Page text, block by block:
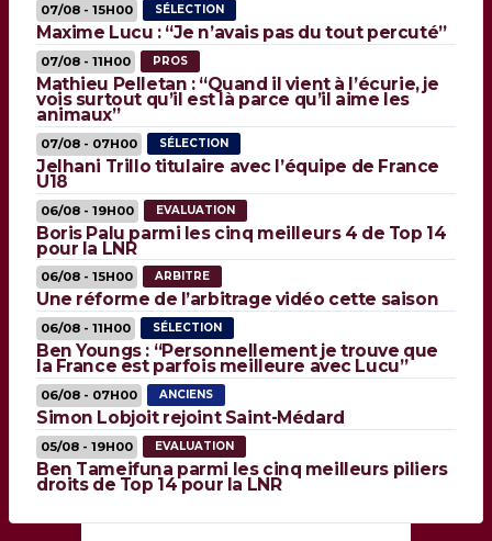
07/08 - 15H00 SÉLECTION
Maxime Lucu : “Je n’avais pas du tout percuté”
07/08 - 11H00 PROS
Mathieu Pelletan : “Quand il vient à l’écurie, je
vois surtout qu’il est là parce qu’il aime les
animaux”
07/08 - 07H00 SÉLECTION
Jelhani Trillo titulaire avec l’équipe de France
U18
06/08 - 19H00 EVALUATION
Boris Palu parmi les cinq meilleurs 4 de Top 14
pour la LNR
06/08 - 15H00 ARBITRE
Une réforme de l’arbitrage vidéo cette saison
06/08 - 11H00 SÉLECTION
Ben Youngs : “Personnellement je trouve que
la France est parfois meilleure avec Lucu”
06/08 - 07H00 ANCIENS
Simon Lobjoit rejoint Saint-Médard
05/08 - 19H00 EVALUATION
Ben Tameifuna parmi les cinq meilleurs piliers
droits de Top 14 pour la LNR